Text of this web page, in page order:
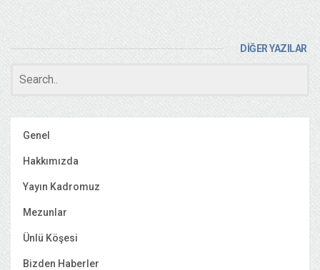
DİĞER YAZILAR
Genel
Hakkımızda
Yayın Kadromuz
Mezunlar
Ünlü Köşesi
Bizden Haberler